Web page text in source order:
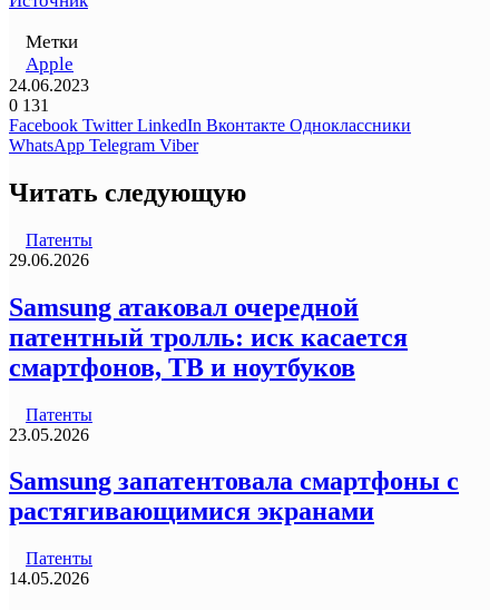
Метки
Apple
24.06.2023
0 131
Facebook Twitter LinkedIn Вконтакте Одноклассники
WhatsApp Telegram Viber
Читать следующую
Патенты
29.06.2026
Samsung атаковал очередной
патентный тролль: иск касается
смартфонов, ТВ и ноутбуков
Патенты
23.05.2026
Samsung запатентовала смартфоны с
растягивающимися экранами
Патенты
14.05.2026